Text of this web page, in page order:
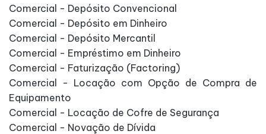
Comercial - Depósito Convencional
Comercial - Depósito em Dinheiro
Comercial - Depósito Mercantil
Comercial - Empréstimo em Dinheiro
Comercial - Faturização (Factoring)
Comercial - Locação com Opção de Compra de
Equipamento
Comercial - Locação de Cofre de Segurança
Comercial - Novação de Dívida